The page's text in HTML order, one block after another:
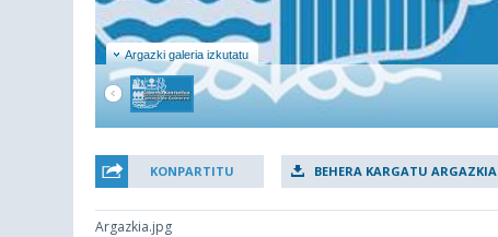
Argazki galeria izkutatu
KONPARTITU BEHERA KARGATU ARGAZKIA
Argazkia.jpg